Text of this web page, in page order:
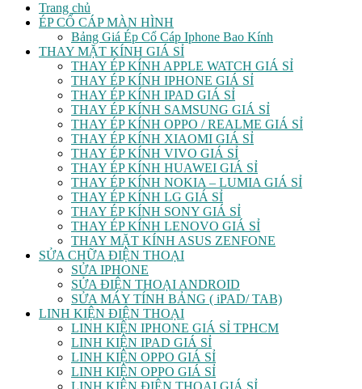
Trang chủ
ÉP CỔ CÁP MÀN HÌNH
Bảng Giá Ép Cổ Cáp Iphone Bao Kính
THAY MẶT KÍNH GIÁ SỈ
THAY ÉP KÍNH APPLE WATCH GIÁ SỈ
THAY ÉP KÍNH IPHONE GIÁ SỈ
THAY ÉP KÍNH IPAD GIÁ SỈ
THAY ÉP KÍNH SAMSUNG GIÁ SỈ
THAY ÉP KÍNH OPPO / REALME GIÁ SỈ
THAY ÉP KÍNH XIAOMI GIÁ SỈ
THAY ÉP KÍNH VIVO GIÁ SỈ
THAY ÉP KÍNH HUAWEI GIÁ SỈ
THAY ÉP KÍNH NOKIA – LUMIA GIÁ SỈ
THAY ÉP KÍNH LG GIÁ SỈ
THAY ÉP KÍNH SONY GIÁ SỈ
THAY ÉP KÍNH LENOVO GIÁ SỈ
THAY MẶT KÍNH ASUS ZENFONE
SỬA CHỮA ĐIỆN THOẠI
SỬA IPHONE
SỬA ĐIỆN THOẠI ANDROID
SỬA MÁY TÍNH BẢNG ( iPAD/ TAB)
LINH KIỆN ĐIỆN THOẠI
LINH KIỆN IPHONE GIÁ SỈ TPHCM
LINH KIỆN IPAD GIÁ SỈ
LINH KIỆN OPPO GIÁ SỈ
LINH KIỆN OPPO GIÁ SỈ
LINH KIỆN ĐIỆN THOẠI GIÁ SỈ